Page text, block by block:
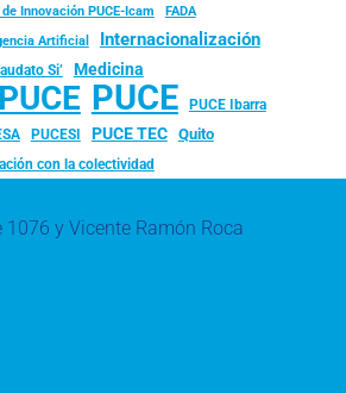
Innovación PUCE-Icam FADA
Artificial Internacionalización
Si’ Medicina
PUCE PUCE Ibarra
PUCESI PUCE TEC
Quito
con la colectividad
y Vicente Ramón Roca